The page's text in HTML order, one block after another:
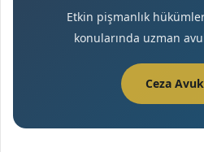
Etkin pişmanlık
konularında uzman
Ceza